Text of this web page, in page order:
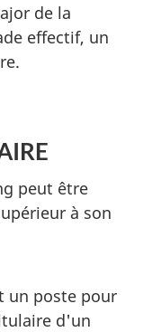
de la
effectif, un
peut être
à son
un poste pour
d'un